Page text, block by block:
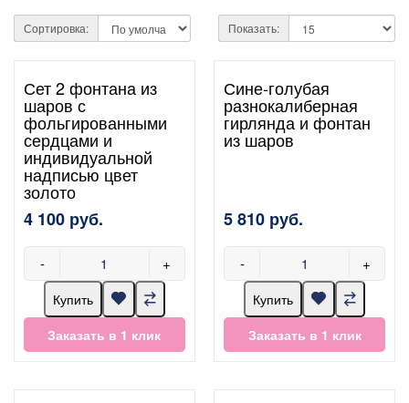
Сортировка: Показать:
Сет 2 фонтана из
шаров с
фольгированными
сердцами и
индивидуальной
надписью цвет
золото
4 100 руб.
- +
Купить
Заказать в 1 клик
Сине-голубая
разнокалиберная
гирлянда и фонтан
из шаров
5 810 руб.
- +
Купить
Заказать в 1 клик